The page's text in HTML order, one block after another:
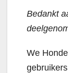
Bedankt
We